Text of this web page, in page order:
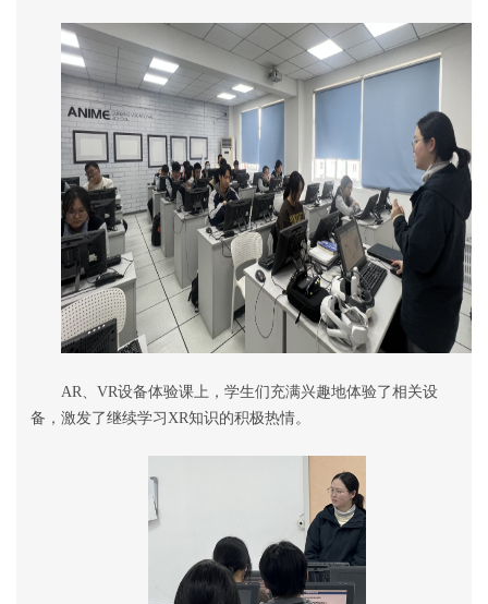
AR、 VR设备体验课上，学生们充满兴趣地体验了相关设
备，激发了继续学习 XR知识的积极热情。